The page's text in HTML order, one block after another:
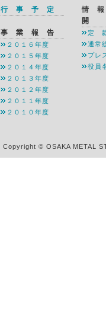
行 事 予 定
事 業 報 告
２０１６年度
２０１５年度
２０１４年度
２０１３年度
２０１２年度
２０１１年度
２０１０年度
情
開
定
通常
プレ
役員
Copyright © OSAKA METAL